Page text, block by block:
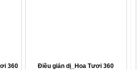
360 Điều giản dị_Hoa Tươi 360